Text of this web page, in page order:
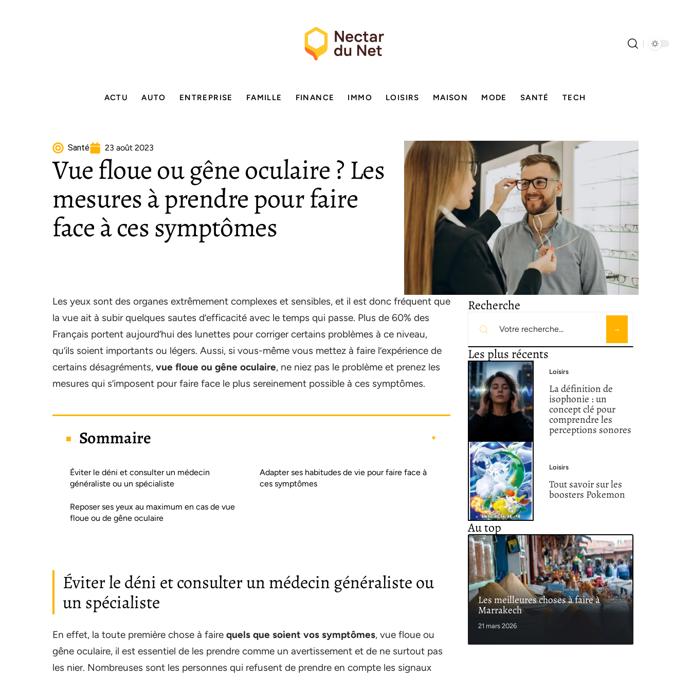
ACTU AUTO ENTREPRISE FAMILLE FINANCE IMMO LOISIRS MAISON MODE SANTÉ TECH
Santé 23 août 2023
Vue floue ou gêne oculaire ? Les
mesures à prendre pour faire
face à ces symptômes
Les yeux sont des organes extrêmement complexes et sensibles, et il est donc fréquent que
la vue ait à subir quelques sautes d’efficacité avec le temps qui passe. Plus de 60% des
Français portent aujourd’hui des lunettes pour corriger certains problèmes à ce niveau,
qu’ils soient importants ou légers. Aussi, si vous-même vous mettez à faire l’expérience de
certains désagréments, vue floue ou gêne oculaire, ne niez pas le problème et prenez les
mesures qui s’imposent pour faire face le plus sereinement possible à ces symptômes.
Sommaire
Éviter le déni et consulter un médecin
généraliste ou un spécialiste
Reposer ses yeux au maximum en cas de vue
floue ou de gêne oculaire
Adapter ses habitudes de vie pour faire face à
ces symptômes
Éviter le déni et consulter un médecin généraliste ou
un spécialiste
En effet, la toute première chose à faire quels que soient vos symptômes, vue floue ou
gêne oculaire, il est essentiel de les prendre comme un avertissement et de ne surtout pas
les nier. Nombreuses sont les personnes qui refusent de prendre en compte les signaux
Recherche
Les plus récents
Loisirs
La définition de
isophonie : un
concept clé pour
comprendre les
perceptions sonores
Loisirs
Tout savoir sur les
boosters Pokemon
Au top
Les meilleures choses à faire à
Marrakech
21 mars 2026